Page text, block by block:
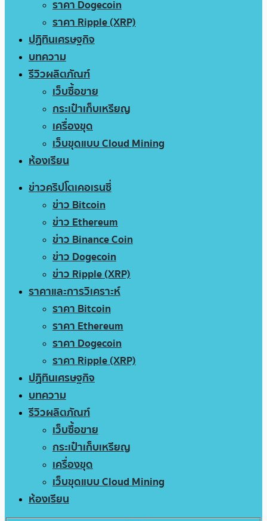
ราคา Dogecoin
ราคา Ripple (XRP)
ปฏิทินเศรษฐกิจ
บทความ
รีวิวผลิตภัณฑ์
เว็บซื้อขาย
กระเป๋าเก็บเหรียญ
เครื่องขุด
เว็บขุดแบบ Cloud Mining
ห้องเรียน
ข่าวคริปโตเคอเรนซี่
ข่าว Bitcoin
ข่าว Ethereum
ข่าว Binance Coin
ข่าว Dogecoin
ข่าว Ripple (XRP)
ราคาและการวิเคราะห์
ราคา Bitcoin
ราคา Ethereum
ราคา Dogecoin
ราคา Ripple (XRP)
ปฏิทินเศรษฐกิจ
บทความ
รีวิวผลิตภัณฑ์
เว็บซื้อขาย
กระเป๋าเก็บเหรียญ
เครื่องขุด
เว็บขุดแบบ Cloud Mining
ห้องเรียน